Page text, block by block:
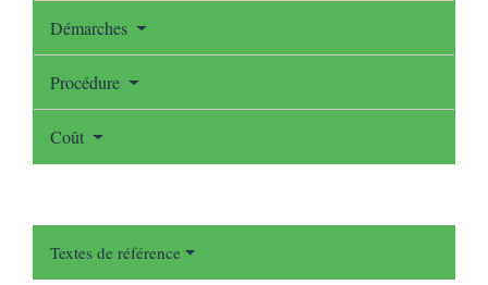
Démarches
Procédure
Coût
Textes de référence